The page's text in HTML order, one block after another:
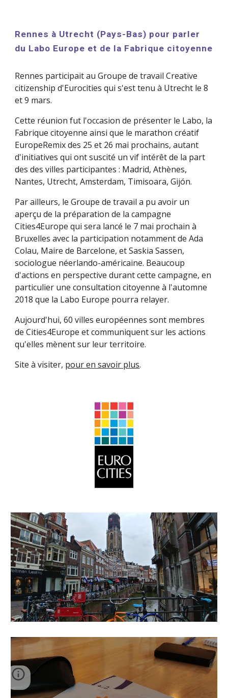
Rennes à Utrecht (Pays-Bas) pour parler
du Labo Europe et de la Fabrique citoyenne
Rennes participait au Groupe de travail Creative
citizenship d'Eurocities qui s'est tenu à Utrecht le 8
et 9 mars.
Cette réunion fut l'occasion de présenter le Labo, la
Fabrique citoyenne ainsi que le marathon créatif
EuropeRemix des 25 et 26 mai prochains, autant
d'initiatives qui ont suscité un vif intérêt de la part
des des villes participantes : Madrid, Athènes,
Nantes, Utrecht, Amsterdam, Timisoara, Gijón.
Par ailleurs, le Groupe de travail a pu avoir un
aperçu de la préparation de la campagne
Cities4Europe qui sera lancé le 7 mai prochain à
Bruxelles avec la participation notamment de Ada
Colau, Maire de Barcelone, et Saskia Sassen,
sociologue néerlando-américaine. Beaucoup
d'actions en perspective durant cette campagne, en
particulier une consultation citoyenne à l'automne
2018 que la Labo Europe pourra relayer.
Aujourd'hui, 60 villes européennes sont membres
de Cities4Europe et communiquent sur les actions
qu'elles mènent sur leur territoire.
Site à visiter, pour en savoir plus.